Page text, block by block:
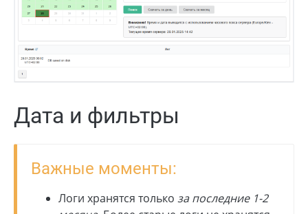
Дата и фильтры
Важные моменты:
Логи хранятся только за последние 1-2